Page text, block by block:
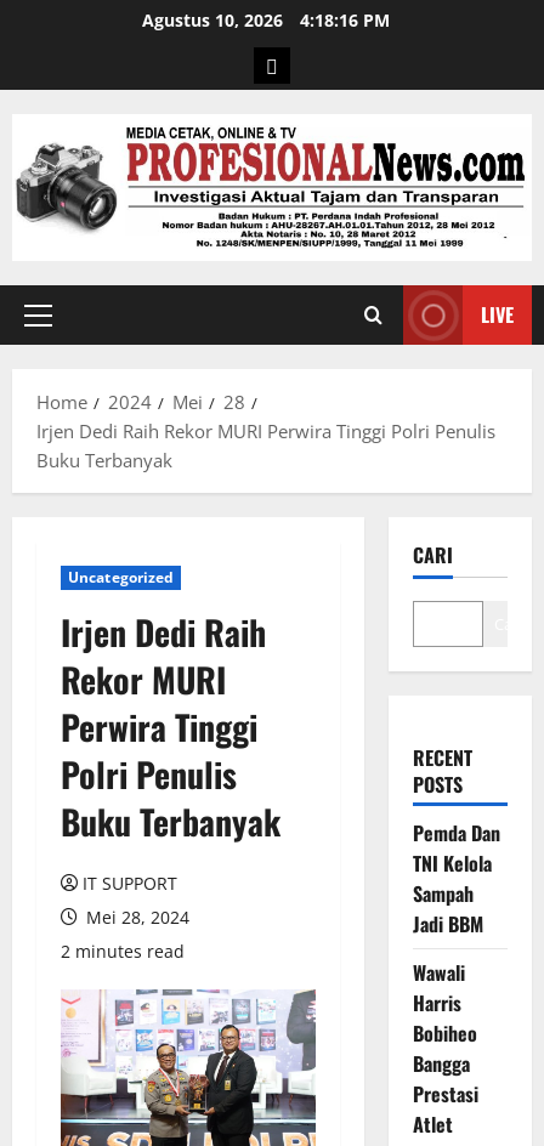
Agustus 10, 2026 4:18:17 PM
LIVE
Home 2024 Mei
28
Irjen Dedi Raih Rekor MURI Perwira Tinggi Polri Penulis
Buku Terbanyak
Uncategorized
Irjen Dedi Raih
Rekor MURI
Perwira Tinggi
Polri Penulis
Buku Terbanyak
IT SUPPORT
Mei 28, 2024
2 minutes read
CARI
RECENT
POSTS
Pemda Dan
TNI Kelola
Sampah
Jadi BBM
Wawali
Harris
Bobiheo
Bangga
Prestasi
Atlet